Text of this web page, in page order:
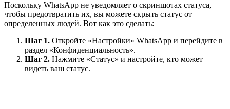
Поскольку WhatsApp не уведомляет о скриншотах статуса,
чтобы предотвратить их, вы можете скрыть статус от
определенных людей. Вот как это сделать:
Шаг 1. Откройте «Настройки» WhatsApp и перейдите в
раздел «Конфиденциальность».
Шаг 2. Нажмите «Статус» и настройте, кто может
видеть ваш статус.